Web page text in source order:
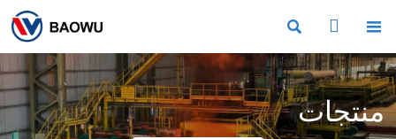
  
منتجات